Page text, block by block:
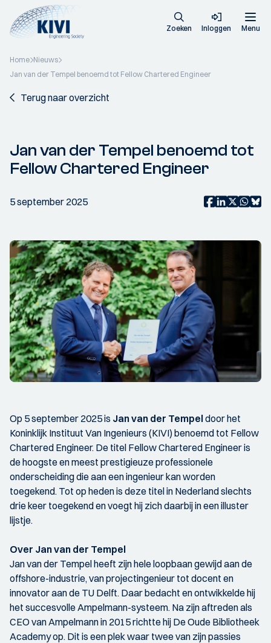
Zoeken Inloggen Menu
Home Nieuws
Jan van der Tempel benoemd tot Fellow Chartered Engineer
Terug naar overzicht
Jan van der Tempel benoemd tot
Fellow Chartered Engineer
5 september 2025
Op 5 september 2025 is Jan van der Tempeldoor het
Koninklijk Instituut Van Ingenieurs (KIVI) benoemd tot Fellow
Chartered Engineer. De titel Fellow Chartered Engineer is
de hoogste en meest prestigieuze professionele
onderscheiding die aan een ingenieur kan worden
toegekend. Tot op heden is deze titel in Nederland slechts
drie keer toegekend en voegt hij zich daarbij in een illuster
lijstje.
Over Jan van der Tempel
Jan van der Tempel heeft zijn hele loopbaan gewijd aan de
offshore-industrie, van projectingenieur tot docent en
innovator aan de TU Delft. Daar bedacht en ontwikkelde hij
het succesvolle Ampelmann-systeem. Na zijn aftreden als
CEO van Ampelmann in 2015 richtte hij De Oude Bibliotheek
Academy op. Dit is een plek waar twee van zijn passies